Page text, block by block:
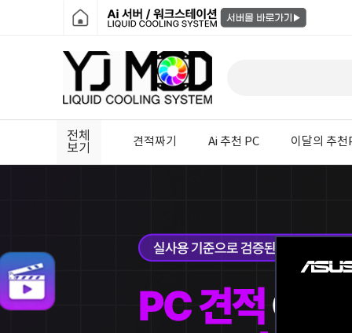
전체
보기
견적짜기 Ai 추천 PC 이달의 추천